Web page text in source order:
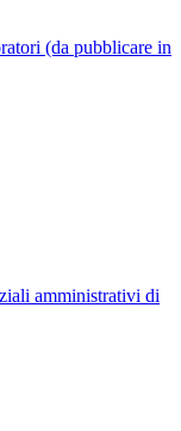
(da pubblicare in
amministrativi di